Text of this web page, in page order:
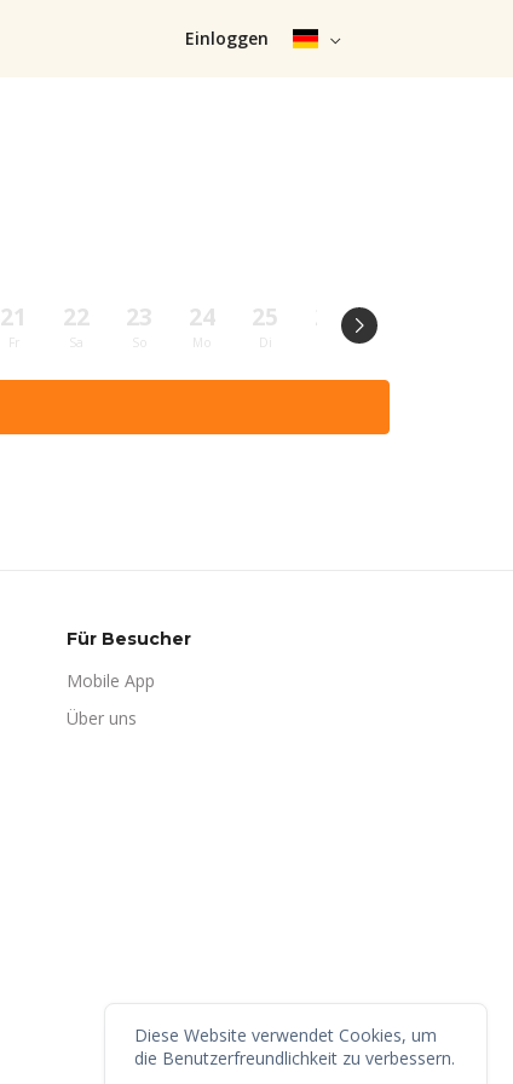
Einloggen
21
Fr
22
Sa
23
So
24
Mo
25
Di
26
Für Besucher
Mobile App
Über uns
Diese Website verwendet Cookies, um
die Benutzerfreundlichkeit zu verbessern.